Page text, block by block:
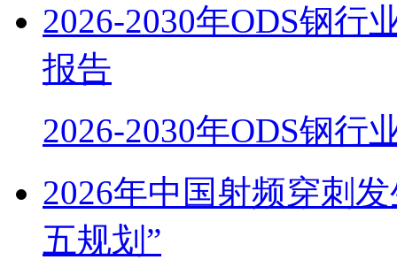
2026-2030年ODS钢行
报告
2026-2030年ODS钢行
2026年中国射频穿刺
五规划”